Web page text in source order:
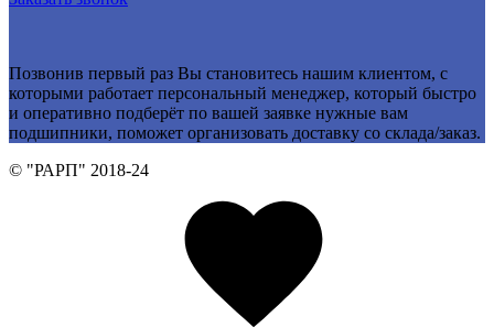
Позвонив первый раз Вы становитесь нашим клиентом, с
которыми работает персональный менеджер, который быстро
и оперативно подберёт по вашей заявке нужные вам
подшипники, поможет организовать доставку со склада/заказ.
© "РАРП" 2018-24